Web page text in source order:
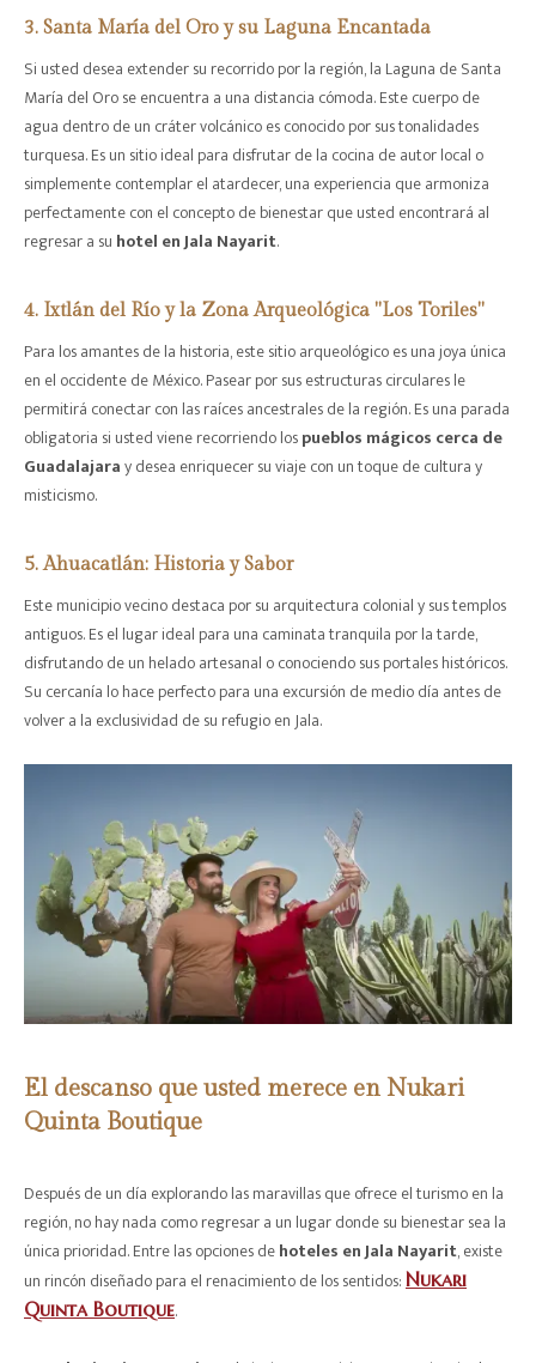
3. Santa María del Oro y su Laguna Encantada
Si usted desea extender su recorrido por la región, la Laguna de Santa
María del Oro se encuentra a una distancia cómoda. Este cuerpo de
agua dentro de un cráter volcánico es conocido por sus tonalidades
turquesa. Es un sitio ideal para disfrutar de la cocina de autor local o
simplemente contemplar el atardecer, una experiencia que armoniza
perfectamente con el concepto de bienestar que usted encontrará al
regresar a su hotel en Jala Nayarit.
4. Ixtlán del Río y la Zona Arqueológica "Los Toriles"
Para los amantes de la historia, este sitio arqueológico es una joya única
en el occidente de México. Pasear por sus estructuras circulares le
permitirá conectar con las raíces ancestrales de la región. Es una parada
obligatoria si usted viene recorriendo lospueblos mágicos cerca de
Guadalajaray desea enriquecer su viaje con un toque de cultura y
misticismo.
5. Ahuacatlán: Historia y Sabor
Este municipio vecino destaca por su arquitectura colonial y sus templos
antiguos. Es el lugar ideal para una caminata tranquila por la tarde,
disfrutando de un helado artesanal o conociendo sus portales históricos.
Su cercanía lo hace perfecto para una excursión de medio día antes de
volver a la exclusividad de su refugio en Jala.
El descanso que usted merece en Nukari
Quinta Boutique
Después de un día explorando las maravillas que ofrece el turismo en la
región, no hay nada como regresar a un lugar donde su bienestar sea la
única prioridad. Entre las opciones dehoteles en Jala Nayarit, existe
un rincón diseñado para el renacimiento de los sentidos: Nukari
Quinta Boutique.